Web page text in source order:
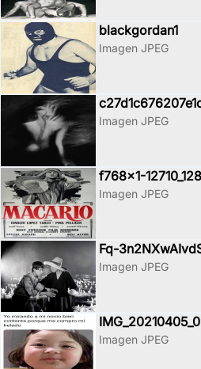
blackgordan1
Imagen JPEG
Imagen JPEG
f768x1-
Imagen JPEG
Fq-
Imagen JPEG
Imagen JPEG